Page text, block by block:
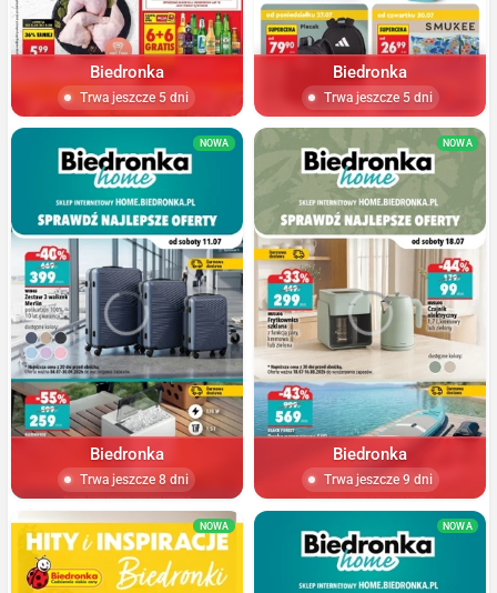
Biedronka
Trwa jeszcze 5 dni
Biedronka
Trwa jeszcze 5 dni
NOWA
Biedronka
Trwa jeszcze 8 dni
NOWA
Biedronka
Trwa jeszcze 9 dni
NOWA NOWA